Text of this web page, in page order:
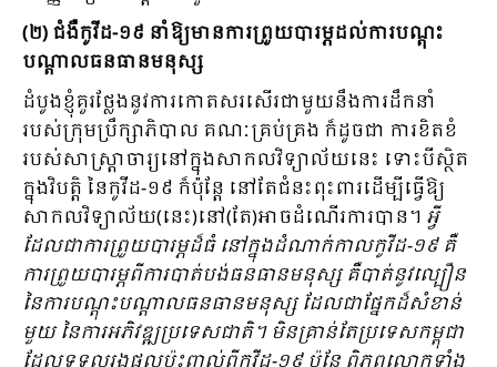
(២) ជំងឺកូវីដ-១៩ នាំឱ្យមានការព្រួយបារម្ភដល់ការបណ្តុះ
បណ្តាលធនធានមនុស្ស
ដំបូងខ្ញុំគួរថ្លែងនូវការកោតសរសើរជាមួយនឹងការដឹកនាំ
របស់ក្រុមប្រឹក្សាភិបាល គណៈគ្រប់គ្រង ក៏ដូចជា ការខិត​ខំ
របស់សាស្ដ្រាចារ្យនៅក្នុងសាកលវិទ្យាល័យនេះ ទោះបីស្ថិត
ក្នុងវិបត្ដិ នៃកូវីដ-១៩ ក៏ប៉ុន្ដែ នៅតែជំនះពុះពារដើម្បីធ្វើឱ្យ
សាកលវិទ្យាល័យ(នេះ)នៅ(តែ)អាចដំណើរការបាន។ អ្វី
ដែលជាការព្រួយបារម្ភដ៏ធំ នៅក្នុងដំណាក់កាលកូវីដ-១៩ ​គឺ
ការព្រួយបារម្ភពីការបាត់បង់ធនធានមនុស្ស គឺបាត់នូវល្បឿន
នៃការបណ្ដុះបណ្ដាលធនធានមនុស្ស ដែលជាផ្នែកដ៏សំខាន់​
មួយ នៃការអភិវឌ្ឍប្រទេសជាតិ។ មិនគ្រាន់តែប្រទេសកម្ពុជា